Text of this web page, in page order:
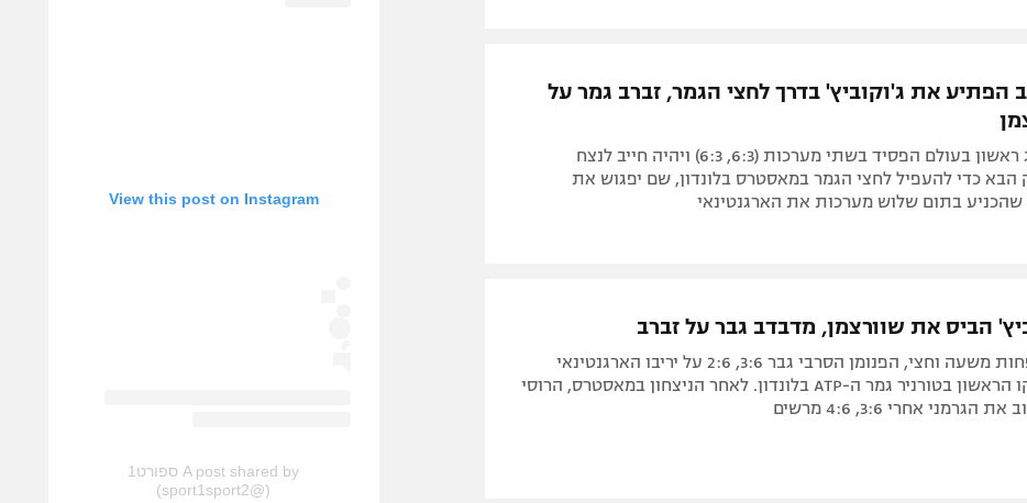
הפתיע את ג'וקוביץ' בדרך לחצי הגמר, זברב גמר על
המדורג ראשון בעולם הפסיד בשתי מערכות (6:3, 6:3) ויהיה חייב לנצח
כדי להעפיל לחצי הגמר במאסטרס בלונדון, שם יפגוש את
שהכניע בתום שלוש מערכות את הארגנטינאי
הביס את שוורצמן, מדבדב גבר על זברב
בתוך פחות משעה וחצי, הפנומן הסרבי גבר 3:6, 2:6 על יריבו הארגנטינאי
במשחקו הראשון בטורניר גמר ה-ATP בלונדון. לאחר הניצחון במאסטרס, הרוסי
הגרמני אחרי 3:6, 4:6 מרשים
View this post on Instagram
A post shared by ספורט1
(@sport1sport2)